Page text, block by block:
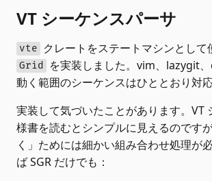
VT シーケンスパーサ
vte クレートをステートマシンとして
Grid
を実装しました。vim、lazygit
動く範囲のシーケンスはひととおり対応
実装して気づいたことがあります。VT
様書を読むとシンプルに見えるのです
く」ためには細かい組み合わせ処理が
ば SGR だけでも：